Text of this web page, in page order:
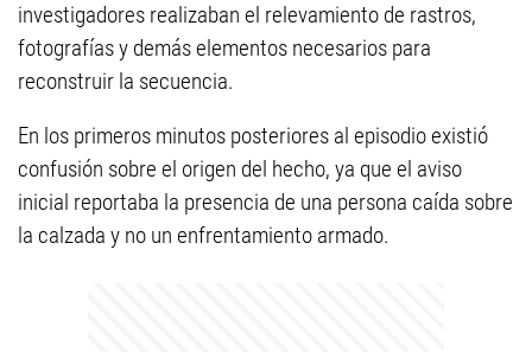
investigadores realizaban el relevamiento de rastros,
fotografías y demás elementos necesarios para
reconstruir la secuencia.
En los primeros minutos posteriores al episodio existió
confusión sobre el origen del hecho, ya que el aviso
inicial reportaba la presencia de una persona caída sobre
la calzada y no un enfrentamiento armado.